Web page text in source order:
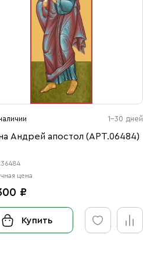
1-30 дней
Андрей апостол (АРТ.06484)
цена
₽
Купить